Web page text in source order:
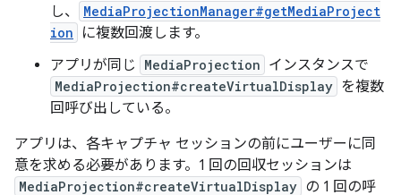
し、
MediaProjectionManager#getMediaProject
ion
に複数回渡します。
アプリが同じ
MediaProjection インスタンスで
MediaProjection#createVirtualDisplay を複数
回呼び出している。
アプリは、各キャプチャ セッションの前にユーザーに同
意を求める必要があります。1 回の回収セッションは
MediaProjection#createVirtualDisplay の 1 回の呼